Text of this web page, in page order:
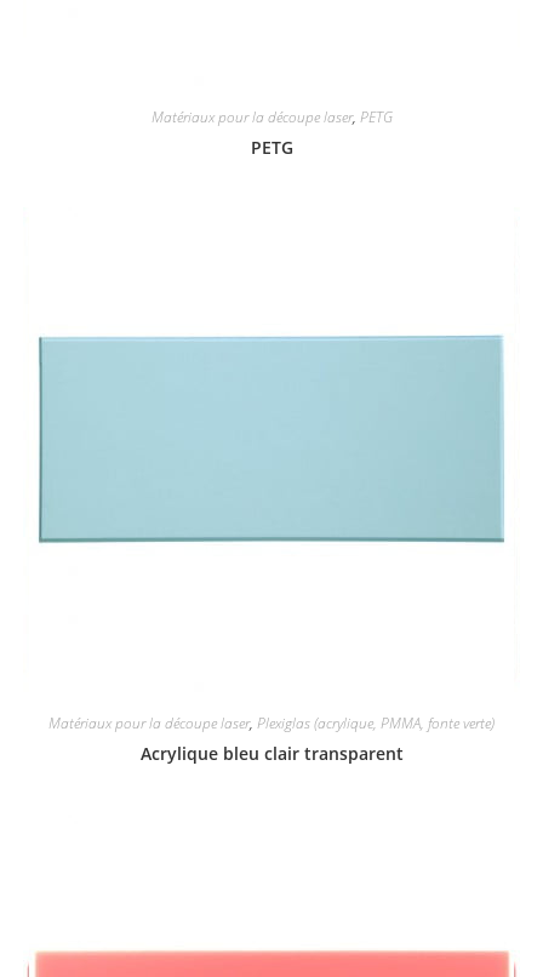
Matériaux pour la découpe laser, PETG
PETG
Matériaux pour la découpe laser, Plexiglas (acrylique, PMMA, fonte verte)
Acrylique bleu clair transparent